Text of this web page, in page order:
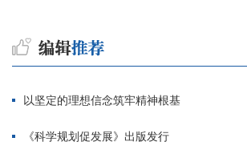
以坚定的理想信念筑牢精神根基
《科学规划促发展》出版发行